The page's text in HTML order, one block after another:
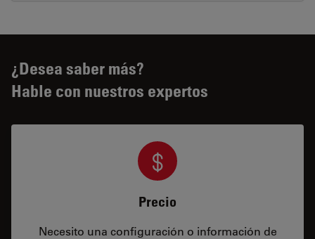
¿Desea saber más?
Hable con nuestros expertos
Precio
Necesito una configuración o información de